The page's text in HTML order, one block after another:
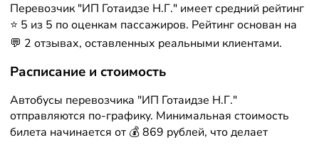
Перевозчик "ИП Готаидзе Н.Г." имеет средний рейтинг
⭐ 5 из 5 по оценкам пассажиров. Рейтинг основан на
💬 2 отзывах, оставленных реальными клиентами.
Расписание и стоимость
Автобусы перевозчика "ИП Готаидзе Н.Г."
отправляются по-графику. Минимальная стоимость
билета начинается от 💰 869 рублей, что делает